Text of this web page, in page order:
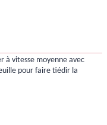
à vitesse moyenne avec
pour faire tiédir la